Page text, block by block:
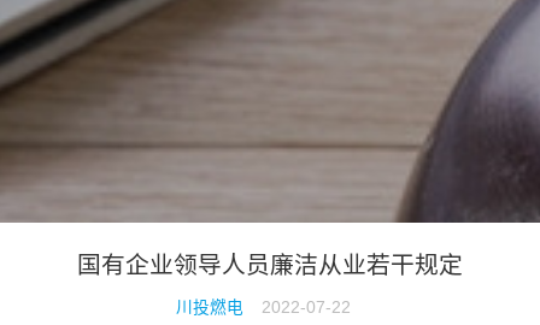
国有企业领导人员廉洁从业若干规定
川投燃电 2022-07-22